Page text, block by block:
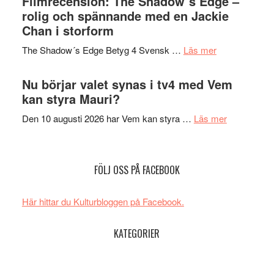
avslutar
in
till
och
rolig och spännande med en Jackie
Chan i storform
The Shadow´s Edge Betyg 4 Svensk … Läs merom
Shadow
Edge
Nu börjar valet synas i tv4 med Vem
kan styra Mauri?
Den 10 augusti 2026 har Vem kan styra … Läs merom
FÖLJ OSS PÅ FACEBOOK
Här hittar du Kulturbloggen på Facebook.
KATEGORIER